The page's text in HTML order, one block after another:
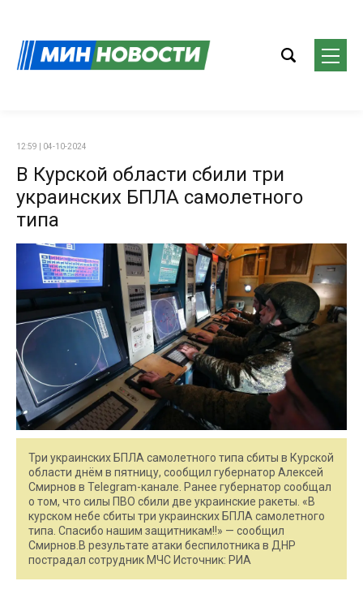
12:59 | 04-10-2024
В Курской области сбили три
украинских БПЛА самолетного
типа
Три украинских БПЛА самолетного типа сбиты в Курской
области днём в пятницу, сообщил губернатор Алексей
Смирнов в Telegram-канале. Ранее губернатор сообщал
о том, что силы ПВО сбили две украинские ракеты. «В
курском небе сбиты три украинских БПЛА самолетного
типа. Спасибо нашим защитникам!!» — сообщил
Смирнов.В результате атаки беспилотника в ДНР
пострадал сотрудник МЧС Источник: РИА